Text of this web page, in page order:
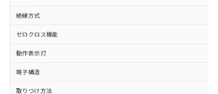
絶縁方式
ゼロクロス機能
動作表示灯
端子構造
取りつけ方法